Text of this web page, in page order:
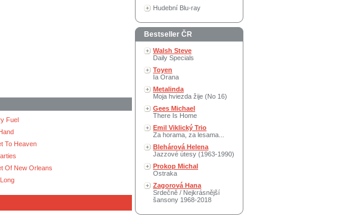
Fuel
To Heaven
Of New Orleans
Hudební Blu-ray
Bestseller ČR
Walsh Steve
Daily Specials
Toyen
Ia Orana
Metalinda
Moja hviezda žije (No 16)
Gees Michael
There Is Home
Emil Viklický Trio
Za horama, za lesama...
Blehárová Helena
Jazzové útesy (1963-1990)
Prokop Michal
Ostraka
Zagorová Hana
Srdečně / Nejkrásnější
šansony 1968-2018